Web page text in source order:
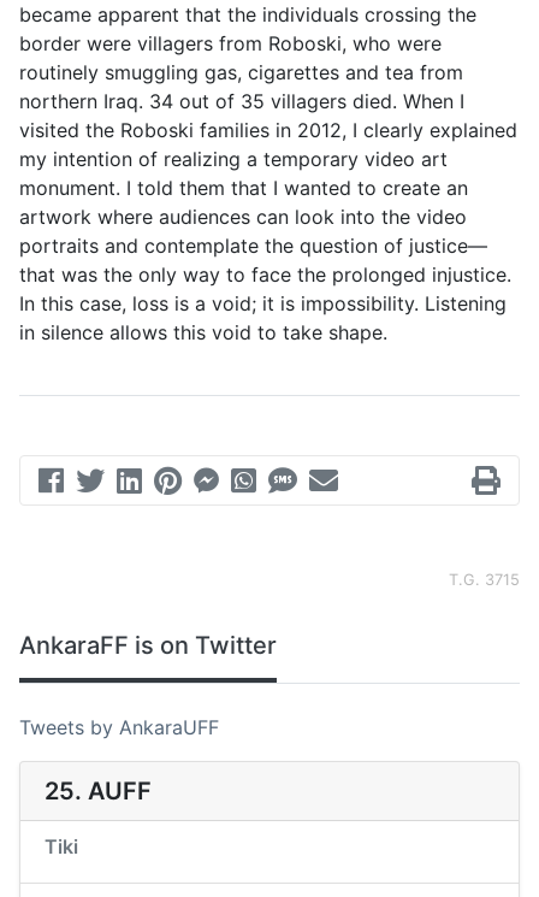
became apparent that the individuals crossing the
border were villagers from Roboski, who were
routinely smuggling gas, cigarettes and tea from
northern Iraq. 34 out of 35 villagers died. When I
visited the Roboski families in 2012, I clearly explained
my intention of realizing a temporary video art
monument. I told them that I wanted to create an
artwork where audiences can look into the video
portraits and contemplate the question of justice—
that was the only way to face the prolonged injustice.
In this case, loss is a void; it is impossibility. Listening
in silence allows this void to take shape.
T.G. 3715
AnkaraFF is on Twitter
Tweets by AnkaraUFF
25. AUFF
Tiki